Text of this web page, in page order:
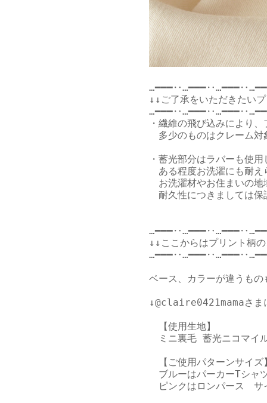
↓↓ご了承をいただきたい
・繊維の飛び込みにより
多少のものはクレーム対
・蓄光部分はラバーも使
ある程度お洗濯にも耐え
お洗濯材やお住まいの地
耐久性につきましては保
↓↓ここからはプリント柄
ベース、カラーが違うも
↓@claire0421mamaさま
【使用生地】
ミニ裏毛 蓄光ニコマイ
【ご使用パターンサイズ
ブルーはパーカーTシャ
ピンクはロンパース　サ